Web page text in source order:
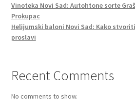
Vinoteka Novi Sad: Autohtone sorte
Prokupac
Helijumski baloni Novi Sad: Kako
proslavi
Recent Comments
No comments to show.